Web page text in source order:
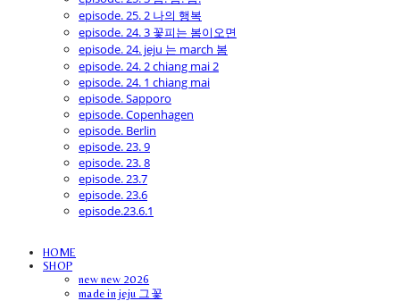
episode. 25. 2 나의 행복
episode. 24. 3 꽃피는 봄이오면
episode. 24. jeju 는 march 봄
episode. 24. 2 chiang mai 2
episode. 24. 1 chiang mai
episode. Sapporo
episode. Copenhagen
episode. Berlin
episode. 23. 9
episode. 23. 8
episode. 23.7
episode. 23.6
episode.23.6.1
HOME
SHOP
new new 2026
made in jeju 그꽃